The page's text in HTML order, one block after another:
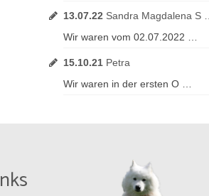
13.07.22 Sandra Magdalena S …
Wir waren vom 02.07.2022 …
15.10.21 Petra
Wir waren in der ersten O …